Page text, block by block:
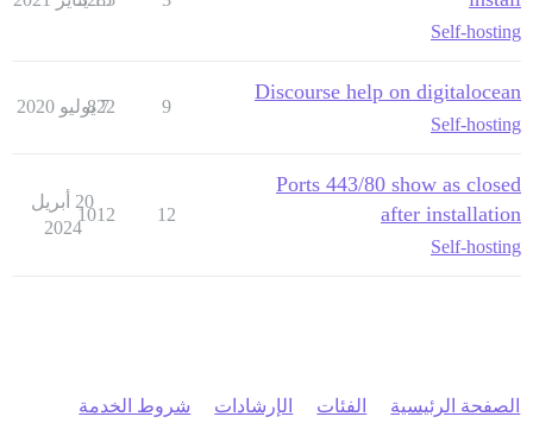
Self-hosting
Discourse help on digitalocean
Self-hosting
9
822
7 يوليو 2020
Ports 443/80 show as closed
after installation
Self-hosting
12
1012
20 أبريل
2024
الصفحة الرئيسية الفئات الإرشادات شروط الخدمة